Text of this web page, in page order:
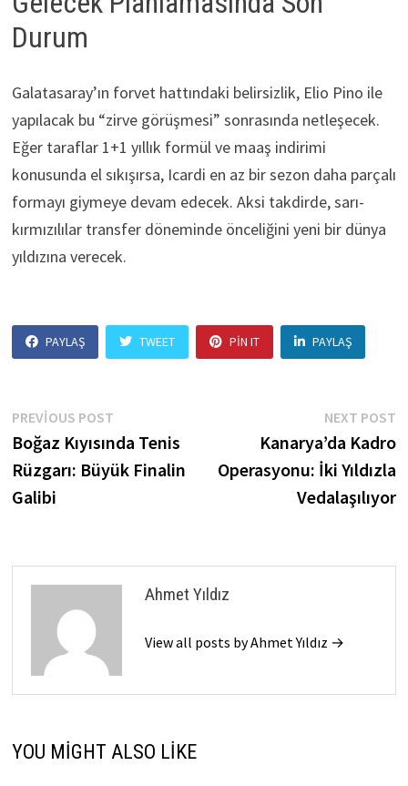
Durum
Galatasaray’ın forvet hattındaki belirsizlik, Elio Pino ile
yapılacak bu “zirve görüşmesi” sonrasında netleşecek.
Eğer taraflar 1+1 yıllık formül ve maaş indirimi
konusunda el sıkışırsa, Icardi en az bir sezon daha parçalı
formayı giymeye devam edecek. Aksi takdirde, sarı-
kırmızılılar transfer döneminde önceliğini yeni bir dünya
yıldızına verecek.
PAYLAŞ TWEET PIN IT PAYLAŞ
Yazı
gezinmesi
PREVIOUS POSTPrevious
post:
Boğaz Kıyısında Tenis
Rüzgarı: Büyük Finalin
Galibi
NEXT POST
Kanarya’da Kadro
Operasyonu: İki Yıldızla
Vedalaşılıyor
Ahmet Yıldız
View all posts by Ahmet Yıldız →
YOU MIGHT ALSO LIKE